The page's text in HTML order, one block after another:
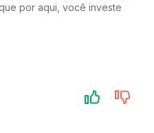
por aqui, você investe